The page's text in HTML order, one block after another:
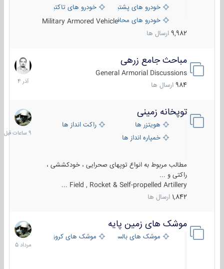
خودرو های پشتیبانی آتش ، شناسایی و ضد تانک
خودرو های تاکتیکی نظامی
خودرو های محافظت شدهMilitary Armored Vehicle
9,982 ارسال ها
مباحث جامع زرهی
General Armorial Discussions
984 ارسال ها
7
آذر
1404
توپخانه زمینی
هویتزر ها
راکت انداز ها
خمپاره انداز ها
مطالب مربوط به انواع توپهای صحرایی ، خودکششی ،
راکتی و ...
Field , Rocket & Self-propelled Artillery ...
1,842 ارسال ها
9
ساعات
قبل
موشک های زمین پایه
موشک های بالستیک موشک های کروز
2
مرداد
1405